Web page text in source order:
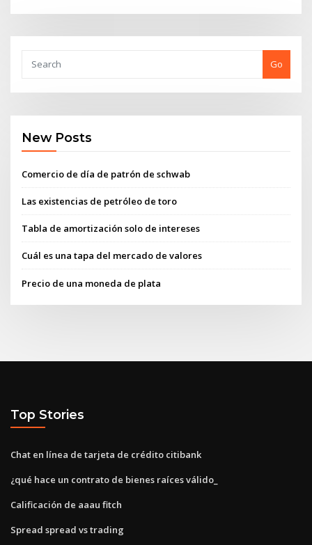
Go
New Posts
Comercio de día de patrón de schwab
Las existencias de petróleo de toro
Tabla de amortización solo de intereses
Cuál es una tapa del mercado de valores
Precio de una moneda de plata
Top Stories
Chat en línea de tarjeta de crédito citibank
¿qué hace un contrato de bienes raíces válido_
Calificación de aaau fitch
Spread spread vs trading